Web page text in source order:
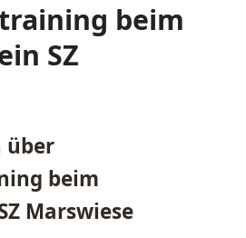
beim
SZ
beim
Marswiese